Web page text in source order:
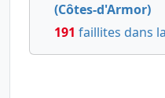
(Côtes-d'Armor)
191 faillites dans